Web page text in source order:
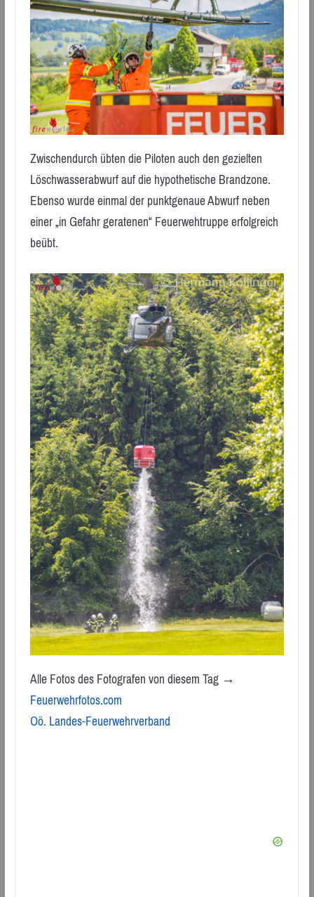
Zwischendurch übten die Piloten auch den gezielten
Löschwasserabwurf auf die hypothetische Brandzone.
Ebenso wurde einmal der punktgenaue Abwurf neben
einer „in Gefahr geratenen“ Feuerwehtruppe erfolgreich
beübt.
Alle Fotos des Fotografen von diesem Tag →
Feuerwehrfotos.com
Oö. Landes-Feuerwehrverband